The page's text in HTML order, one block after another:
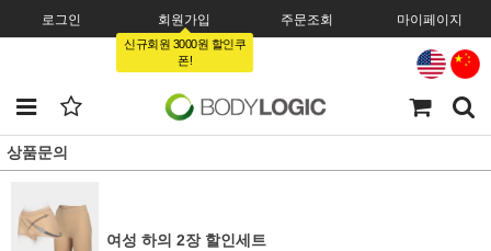
로그인 회원가입
신규회원 3000원 할인쿠
폰!
주문조회 마이페이지
상품문의
여성 하의 2장 할인세트